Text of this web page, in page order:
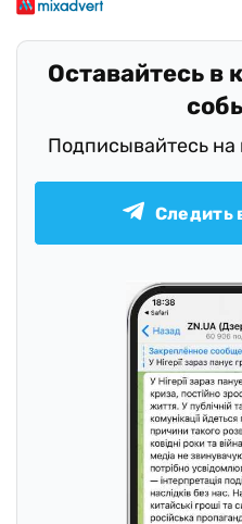
Оставайтесь в
Подписывайтесь на
Следить